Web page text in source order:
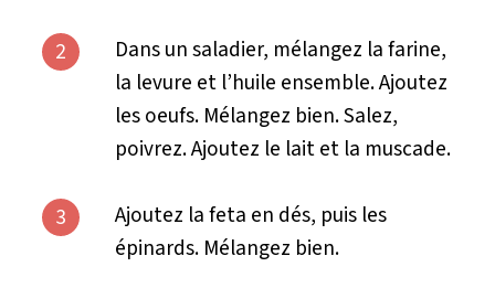
2
Dans un saladier, mélangez la farine,
la levure et l’huile ensemble. Ajoutez
les oeufs. Mélangez bien. Salez,
poivrez. Ajoutez le lait et la muscade.
3
Ajoutez la feta en dés, puis les
épinards. Mélangez bien.